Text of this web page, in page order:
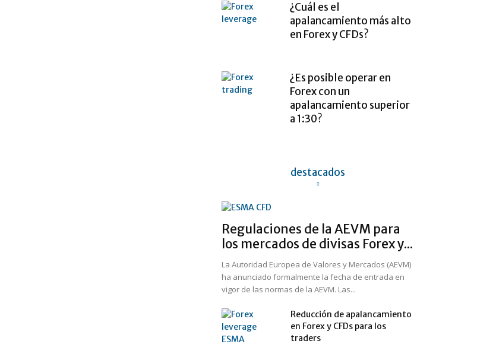
¿Cuál es el
apalancamiento más alto
en Forex y CFDs?
¿Es posible operar en
Forex con un
apalancamiento superior
a 1:30?
destacados
Regulaciones de la AEVM para
los mercados de divisas Forex y...
La Autoridad Europea de Valores y Mercados (AEVM)
ha anunciado formalmente la fecha de entrada en
vigor de las normas de la AEVM. Las...
Reducción de apalancamiento
en Forex y CFDs para los
traders